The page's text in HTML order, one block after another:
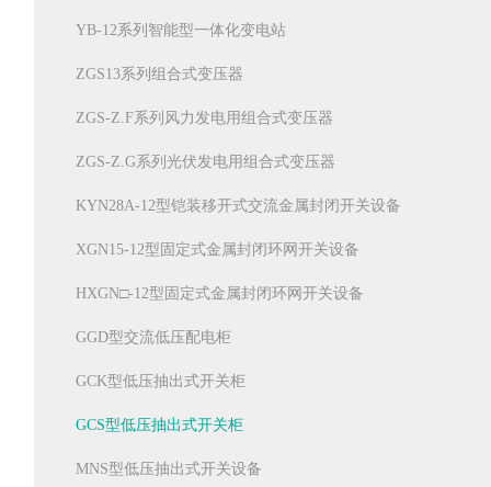
YB-12系列智能型一体化变电站
ZGS13系列组合式变压器
ZGS-Z.F系列风力发电用组合式变压器
ZGS-Z.G系列光伏发电用组合式变压器
KYN28A-12型铠装移开式交流金属封闭开关设备
XGN15-12型固定式金属封闭环网开关设备
HXGN□-12型固定式金属封闭环网开关设备
GGD型交流低压配电柜
GCK型低压抽出式开关柜
GCS型低压抽出式开关柜
MNS型低压抽出式开关设备